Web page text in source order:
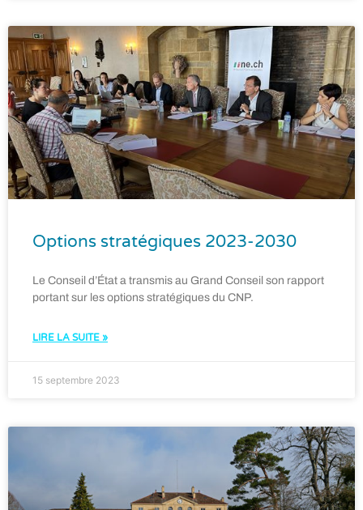
Options stratégiques 2023-2030
Le Conseil d’État a transmis au Grand Conseil son rapport
portant sur les options stratégiques du CNP.
LIRE LA SUITE »
15 septembre 2023